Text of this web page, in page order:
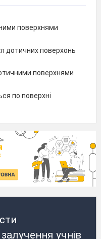
поверхнями
дотичних поверхонь
поверхнями
по поверхні
учнів